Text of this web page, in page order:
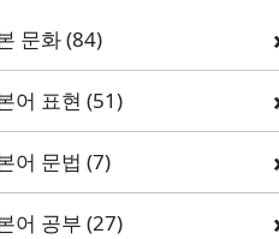
문화(84)
어 표현 (51)
어 문법 (7)
어 공부 (27)